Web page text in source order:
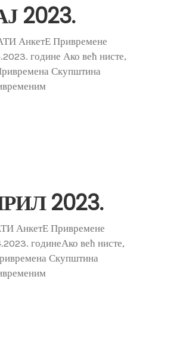
2023.
АнкетЕ Привремене
године Ако већ нисте,
Скупштина
2023.
АнкетЕ Привремене
годинеАко већ нисте,
Скупштина